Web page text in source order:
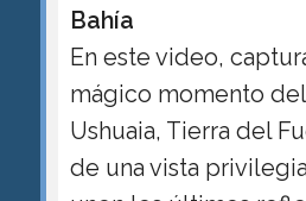
Bahía
En este video,
mágico momento
Ushuaia, Tierra del
de una vista